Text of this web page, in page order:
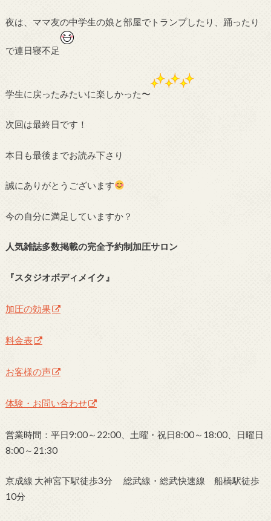
夜は、ママ友の中学生の娘と部屋でトランプしたり、踊ったり
で連日寝不足
学生に戻ったみたいに楽しかった〜
次回は最終日です！
本日も最後までお読み下さり
誠にありがとうございます
今の自分に満足していますか？
人気雑誌多数掲載の完全予約制加圧サロン
『スタジオボディメイク』
加圧の効果
料金表
お客様の声
体験・お問い合わせ
営業時間：平日9:00～22:00、土曜・祝日8:00～18:00、日曜日
8:00～21:30
京成線 大神宮下駅徒歩3分 総武線・総武快速線 船橋駅徒歩
10分